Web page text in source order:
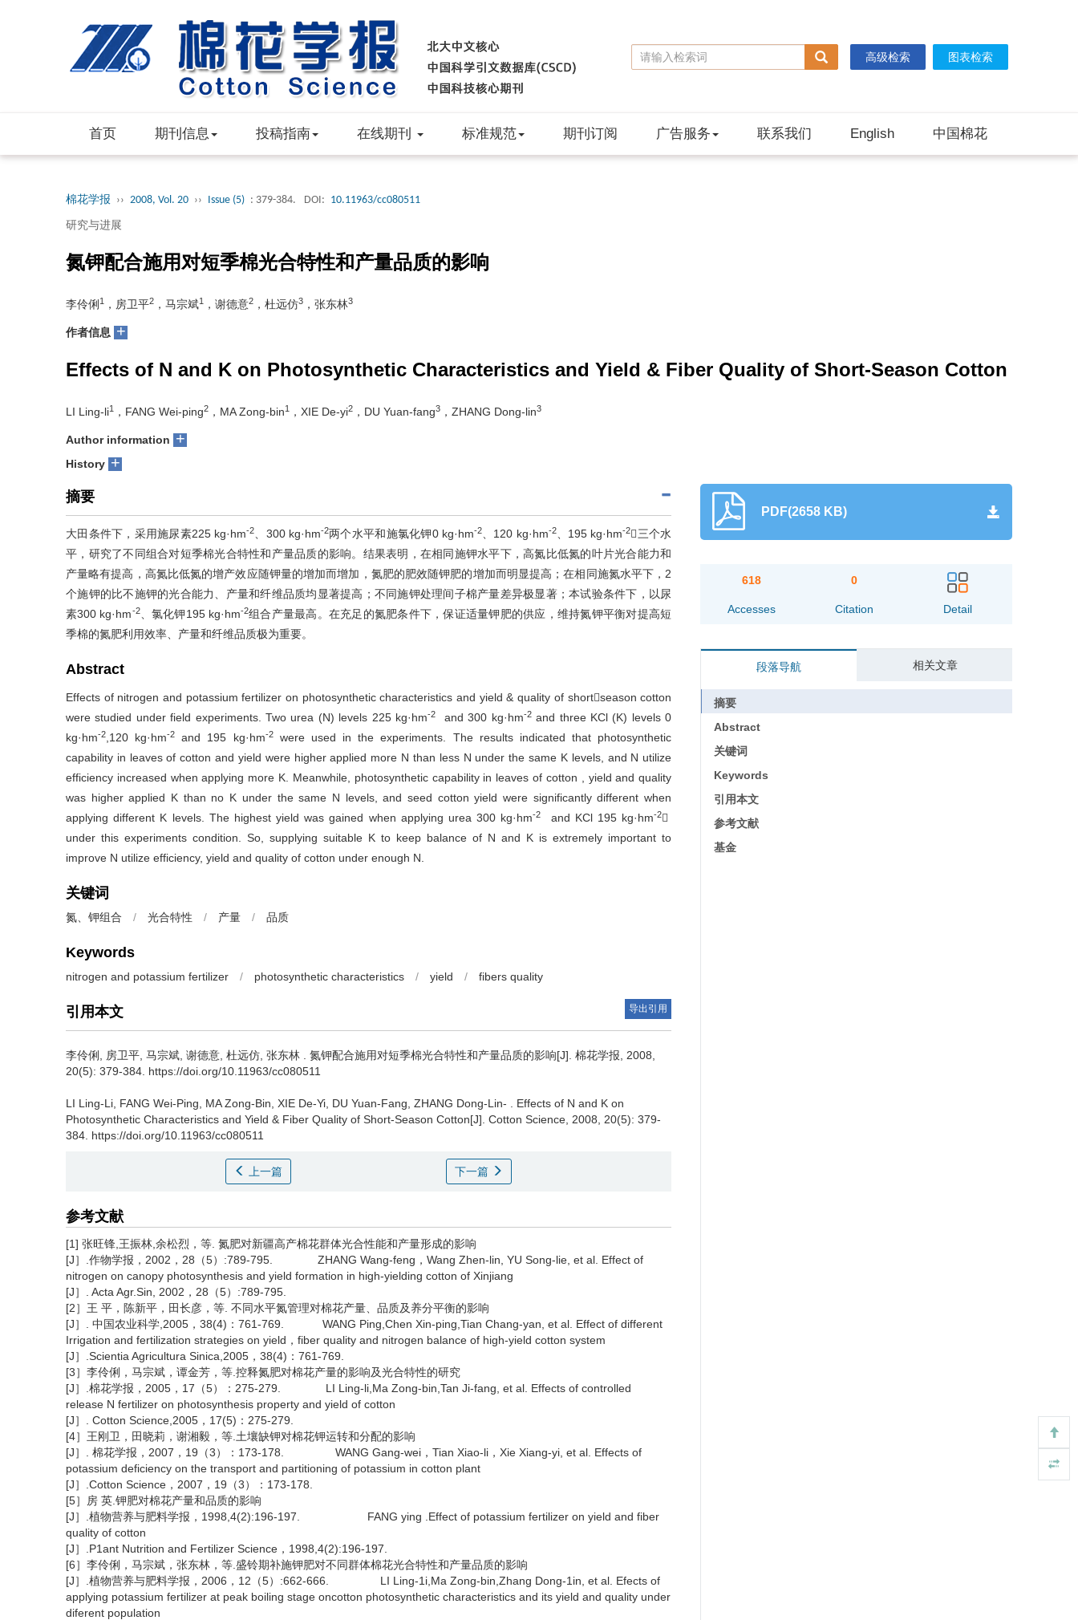
图表检索
高级检索
首页 期刊信息 投稿指南 在线期刊 标准规范 期刊订阅 广告服务 联系我们 English 中国棉花
棉花学报 ›› 2008, Vol. 20 ›› Issue (5) : 379-384. DOI: 10.11963/cc080511
研究与进展
氮钾配合施用对短季棉光合特性和产量品质的影响
李伶俐 1 ，房卫平2 ，马宗斌1 ，谢德意2 ，杜远仿3 ，张东林3
作者信息 +
Effects of N and K on Photosynthetic Characteristics and Yield & Fiber Quality of Short-Season Cotton
LI Ling-li1 ，FANG Wei-ping2 ，MA Zong-bin1 ，XIE De-yi2 ，DU Yuan-fang3 ，ZHANG Dong-lin3
Author information +
History +
摘要
大田条件下，采用施尿素225 kg·hm-2 、300 kg·hm-2两个水平和施氯化钾0 kg·hm-2、120 kg·hm-2、195 kg·hm-2三个水
平，研究了不同组合对短季棉光合特性和产量品质的影响。结果表明，在相同施钾水平下，高氮比低氮的叶片光合能力和
产量略有提高，高氮比低氮的增产效应随钾量的增加而增加，氮肥的肥效随钾肥的增加而明显提高；在相同施氮水平下，2
个施钾的比不施钾的光合能力、产量和纤维品质均显著提高；不同施钾处理间子棉产量差异极显著；本试验条件下，以尿
素300 kg·hm-2、氯化钾195 kg·hm-2组合产量最高。在充足的氮肥条件下，保证适量钾肥的供应，维持氮钾平衡对提高短
季棉的氮肥利用效率、产量和纤维品质极为重要。
Abstract
Effects of nitrogen and potassium fertilizer on photosynthetic characteristics and yield & quality of shortseason cotton
were studied under field experiments. Two urea (N) levels 225 kg·hm-2 and 300 kg·hm-2and three KCl (K) levels 0
kg·hm-2 ,120 kg·hm-2 and 195 kg·hm-2were used in the experiments. The results indicated that photosynthetic
capability in leaves of cotton and yield were higher applied more N than less N under the same K levels, and N utilize
efficiency increased when applying more K. Meanwhile, photosynthetic capability in leaves of cotton , yield and quality
was higher applied K than no K under the same N levels, and seed cotton yield were significantly different when
applying different K levels. The highest yield was gained when applying urea 300 kg·hm-2 and KCl 195 kg·hm-2
under this experiments condition. So, supplying suitable K to keep balance of N and K is extremely important to
improve N utilize efficiency, yield and quality of cotton under enough N.
关键词
氮、钾组合 / 光合特性 / 产量 / 品质
Keywords
nitrogen and potassium fertilizer / photosynthetic characteristics / yield / fibers quality
引用本文 导出引用
李伶俐, 房卫平, 马宗斌, 谢德意, 杜远仿, 张东林 . 氮钾配合施用对短季棉光合特性和产量品质的影响[J]. 棉花学报, 2008,
20(5): 379-384. https://doi.org/10.11963/cc080511
LI Ling-Li, FANG Wei-Ping, MA Zong-Bin, XIE De-Yi, DU Yuan-Fang, ZHANG Dong-Lin- . Effects of N and K on
Photosynthetic Characteristics and Yield & Fiber Quality of Short-Season Cotton[J]. Cotton Science, 2008, 20(5): 379-
384. https://doi.org/10.11963/cc080511
上一篇 下一篇
参考文献
[1] 张旺锋,王振林,余松烈，等. 氮肥对新疆高产棉花群体光合性能和产量形成的影响
[J］.作物学报，2002，28（5）:789-795. ZHANG Wang-feng，Wang Zhen-lin, YU Song-lie, et al. Effect of
nitrogen on canopy photosynthesis and yield formation in high-yielding cotton of Xinjiang
[J］. Acta Agr.Sin, 2002，28（5）:789-795.
[2］王 平，陈新平，田长彦，等. 不同水平氮管理对棉花产量、品质及养分平衡的影响
[J］. 中国农业科学,2005，38(4)：761-769. WANG Ping,Chen Xin-ping,Tian Chang-yan, et al. Effect of different
Irrigation and fertilization strategies on yield，fiber quality and nitrogen balance of high-yield cotton system
[J］.Scientia Agricultura Sinica,2005，38(4)：761-769.
[3］李伶俐，马宗斌，谭金芳，等.控释氮肥对棉花产量的影响及光合特性的研究
[J］.棉花学报，2005，17（5）：275-279. LI Ling-li,Ma Zong-bin,Tan Ji-fang, et al. Effects of controlled
release N fertilizer on photosynthesis property and yield of cotton
[J］. Cotton Science,2005，17(5)：275-279.
[4］王刚卫，田晓莉，谢湘毅，等.土壤缺钾对棉花钾运转和分配的影响
[J］. 棉花学报，2007，19（3）：173-178. WANG Gang-wei，Tian Xiao-li，Xie Xiang-yi, et al. Effects of
potassium deficiency on the transport and partitioning of potassium in cotton plant
[J］.Cotton Science，2007，19（3）：173-178.
[5］房 英.钾肥对棉花产量和品质的影响
[J］.植物营养与肥料学报，1998,4(2):196-197. FANG ying .Effect of potassium fertilizer on yield and fiber
quality of cotton
[J］.P1ant Nutrition and Fertilizer Science，1998,4(2):196-197.
[6］李伶俐，马宗斌，张东林，等.盛铃期补施钾肥对不同群体棉花光合特性和产量品质的影响
[J］.植物营养与肥料学报，2006，12（5）:662-666. LI Ling-1i,Ma Zong-bin,Zhang Dong-1in, et al. Efects of
applying potassium fertilizer at peak boiling stage oncotton photosynthetic characteristics and its yield and quality under
diferent population
PDF(2658 KB)
618
Accesses
0
Citation Detail
段落导航 相关文章
摘要
Abstract
关键词
Keywords
引用本文
参考文献
基金